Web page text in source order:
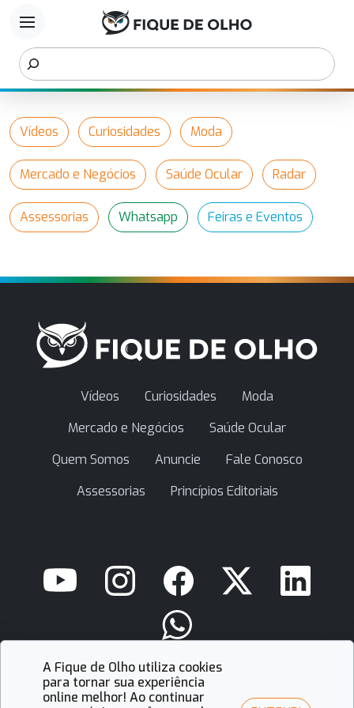
menu
Vídeos Curiosidades Moda
Mercado e Negócios Saúde Ocular Radar
Assessorias Whatsapp Feiras e Eventos
Vídeos Curiosidades
Moda
Mercado e Negócios
Saúde Ocular
Quem Somos
Anuncie
Fale Conosco
Assessorias
Princípios Editoriais
contato@fiquedeolho.com.br
A Fique de Olho utiliza cookies
para tornar sua experiência
online melhor! Ao continuar